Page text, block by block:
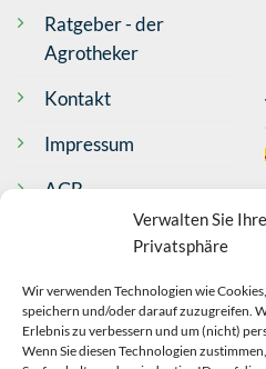
Verwalten Sie Ihre
Privatsphäre
Wir verwenden Technologien wie
speichern und/oder darauf zuzugreifen.
Erlebnis zu verbessern und um (nicht)
Wenn Sie diesen Technologien
Ratgeber - der
Agrotheker
Kontakt
Impressum
AGB
Widerrufsrecht
Datenschutz
Echtheit Bewertungen
Antje Wilms-Gülicher
Top Produkt,
Anonym
Verifizierter Kunde
Sehr schnelle